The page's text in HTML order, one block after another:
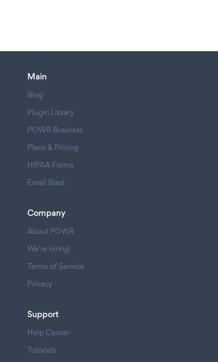
Main
Blog
Plugin Library
POWR Business
Plans & Pricing
HIPAA Forms
Email Blast
Company
About POWR
We're hiring!
Terms of Service
Privacy
Support
Help Center
Tutorials